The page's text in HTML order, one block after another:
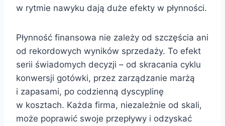
w rytmie nawyku dają duże efekty w płynności.
Płynność finansowa nie zależy od szczęścia ani
od rekordowych wyników sprzedaży. To efekt
serii świadomych decyzji – od skracania cyklu
konwersji gotówki, przez zarządzanie marżą
i zapasami, po codzienną dyscyplinę
w kosztach. Każda firma, niezależnie od skali,
może poprawić swoje przepływy i odzyskać